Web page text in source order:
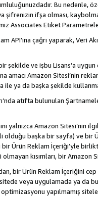
Bu nedenle,
şifrenizin ifşa olması,
Associates Etiket
API’ına çağrı yaparak, Veri
ve işbu Lisans’a uygun
amacı Amazon Sitesi’nin
ya da başka şekilde
atıfta bulunulan
yalnızca Amazon
başka bir sayfa) ve bir
Ürün Reklam İçeriği’yle
kısımları, bir Amazon
bir Ürün Reklam İçeriğini
veya uygulamada ya da
yapılmamış